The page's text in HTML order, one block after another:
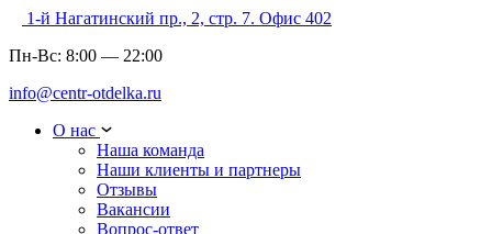
1-й Нагатинский пр., 2, стр. 7. Офис 402
Пн-Вс: 8:00 — 22:00
info@centr-otdelka.ru
О нас
Наша команда
Наши клиенты и партнеры
Отзывы
Вакансии
Вопрос-ответ